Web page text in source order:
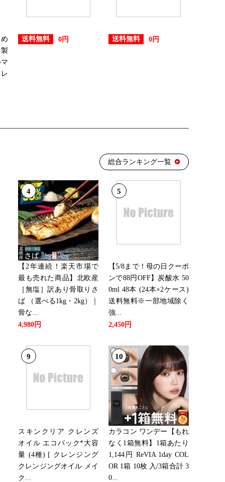
送料無料 0円 送料無料 0円
総合ランキング一覧
4
【2年連続！楽天市場で
最も売れた商品】北欧産
［無塩］訳あり骨取りさ
ば （選べる1kg・2kg）｜
骨な...
4,980円
5
【5/8まで！母の日クーポ
ンで88円OFF】炭酸水 50
0ml 48本 (24本×2ケース)
送料無料※一部地域除く
強...
2,450円
9
スキンクリア クレンズ
オイル エコパック*大容
量 (4種) [ クレンジング
クレンジングオイル メイ
ク...
10
カラコン ワンデー【もれ
なく1箱無料】1箱あたり
1,144円 ReVIA 1day COL
OR 1箱 10枚 入/3箱合計 3
0...